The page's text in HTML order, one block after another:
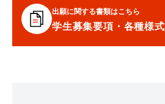
出願に関する書類はこちら
学生募集要項・各種様式